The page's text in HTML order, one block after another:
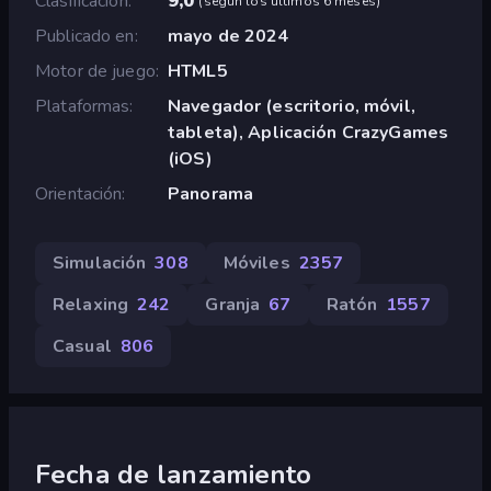
Publicado en
mayo de 2024
Motor de juego HTML5
Plataformas
Navegador (escritorio, móvil,
tableta), Aplicación CrazyGames
(iOS)
Orientación
Panorama
Simulación 308 Móviles 2357
Relaxing 242 Granja 67 Ratón 1557
Casual 806
Fecha de lanzamiento